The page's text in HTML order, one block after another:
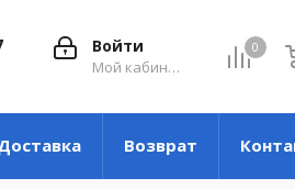
0
Войти
Мой кабинет
Возврат